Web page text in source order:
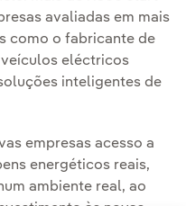
avaliadas em mais
como o fabricante de
eléctricos
inteligentes de
empresas acesso a
energéticos reais,
ambiente real, ao